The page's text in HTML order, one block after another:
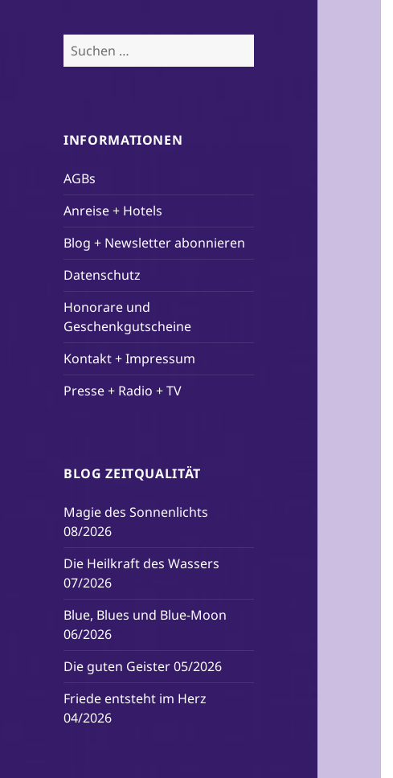
Suchen
nach:
INFORMATIONEN
AGBs
Anreise + Hotels
Blog + Newsletter abonnieren
Datenschutz
Honorare und
Geschenkgutscheine
Kontakt + Impressum
Presse + Radio + TV
BLOG ZEITQUALITÄT
Magie des Sonnenlichts
08/2026
Die Heilkraft des Wassers
07/2026
Blue, Blues und Blue-Moon
06/2026
Die guten Geister 05/2026
Friede entsteht im Herz
04/2026